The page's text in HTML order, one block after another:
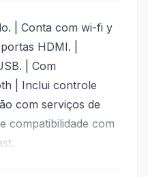
| Conta com wi-fi y
HDMI. |
| Com
| Inclui controle
com serviços de
compatibilidade com